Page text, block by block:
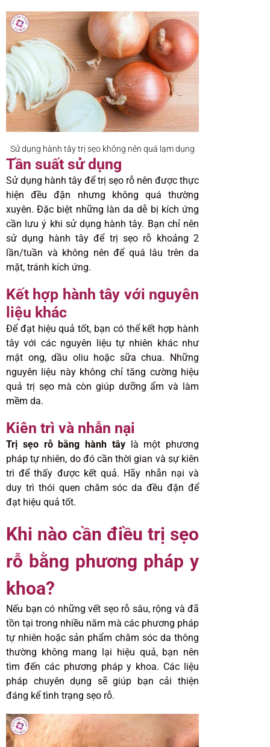
Sử dụng hành tây trị sẹo không nên quá lạm dụng
Tần suất sử dụng
Sử dụng hành tây để trị sẹo rỗ nên được thực
hiện đều đặn nhưng không quá thường
xuyên. Đặc biệt những làn da dễ bị kích ứng
cần lưu ý khi sử dụng hành tây. Bạn chỉ nên
sử dụng hành tây để trị sẹo rỗ khoảng 2
lần/tuần và không nên để quá lâu trên da
mặt, tránh kích ứng.
Kết hợp hành tây với nguyên
liệu khác
Để đạt hiệu quả tốt, bạn có thể kết hợp hành
tây với các nguyên liệu tự nhiên khác như
mật ong, dầu oliu hoặc sữa chua. Những
nguyên liệu này không chỉ tăng cường hiệu
quả trị sẹo mà còn giúp dưỡng ẩm và làm
mềm da.
Kiên trì và nhẫn nại
Trị sẹo rỗ bằng hành tâylà một phương
pháp tự nhiên, do đó cần thời gian và sự kiên
trì để thấy được kết quả. Hãy nhẫn nại và
duy trì thói quen chăm sóc da đều đặn để
đạt hiệu quả tốt.
Khi nào cần điều trị sẹo
rỗ bằng phương pháp y
khoa?
Nếu bạn có những vết sẹo rỗ sâu, rộng và đã
tồn tại trong nhiều năm mà các phương pháp
tự nhiên hoặc sản phẩm chăm sóc da thông
thường không mang lại hiệu quả, bạn nên
tìm đến các phương pháp y khoa. Các liệu
pháp chuyên dụng sẽ giúp bạn cải thiện
đáng kể tình trạng sẹo rỗ.